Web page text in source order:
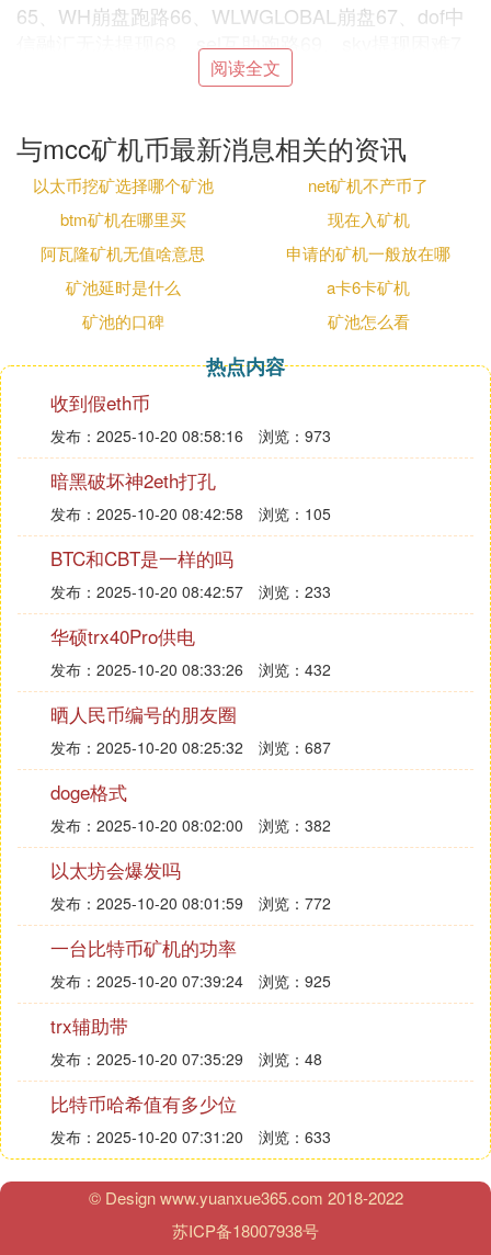
65、WH崩盘跑路66、WLWGLOBAL崩盘67、dof中
信融汇无法提现68、sel互助跑路69、sky提现困难7
0、万世宝远离、71、万能汇远离72、万邦国际远离
78、中搜乐远离79、中民福祉集团远离80、中润新
能源远离81、中科鸿基远离82、中销联盟远离83、
为尔商城远离84、乐付链LFC提现困难85、乐太坊远
离86、乐通集团跑路87、九八云车跑路88、九号公
馆远离89、九州沃顿跑路
Ⅱ MCC机械币是什么东西，是不是传销
凡有类似《禁止传销条例》里面列举的行为，并且未
经商务部批准。这些行为都涉嫌违反《刑法》第二百
二十四条：组织、领导以推销商品、提供服务等经营
活动为名，要求参加者以缴纳费用或者购买商品、服
务等方式获得加入资格，并按照一定顺序组成层级，
直接或者间接以发展人员的数量作为计酬或者返利依
据，引诱、胁迫参加者继续发展他人参加，骗取财
物，扰乱经济社会秩序的传销活动的，处五年以下有
期徒刑或者拘役，并处罚金;情节严重的，处五年以
上有期徒刑，并处罚金
Ⅲ mcc矿机怎么样
mcc矿机怎么样
MCC矿机是一种数字货币挖矿设备，主要用于挖掘
比特币等加密货币。它采用高性能芯片和先进的散热
系统，以提高挖矿效率和稳定性。
MCC矿机的主要特点是：
高效率：MCC矿机采用最新的7nm芯片，拥有更高的
算力和更低的能耗，可以获得更高的挖矿收益。
稳定性：MCC矿机采用高效的散热系统，可以有效
降低温度，提高设备的稳定性和寿命。
易用性：MCC矿机使用简单，只需插上电源和网络
线，即可开始挖矿。同时，MCC矿机还具有智能监
控和远程管理功能，方便用户进行设备管理和维护。
总的来说，MCC矿机是一种高效、稳定、易用的数
字货币挖矿设备，适用于不同规模的挖矿场景。但是
需要注意的是，数字货币挖矿市场波动较大，投资需
谨慎，用户应根据市场情况和自身实际情况进行选择
和投资。
Ⅳ sinoc怎么维权
阅读全文
与mcc矿机币最新消息相关的资讯
以太币挖矿选择哪个矿池
net矿机不产币了
btm矿机在哪里买
现在入矿机
阿瓦隆矿机无值啥意思
申请的矿机一般放在哪
矿池延时是什么
a卡6卡矿机
矿池的口碑
矿池怎么看
热点内容
收到假eth币
发布：2025-10-20 08:58:16 浏览：973
暗黑破坏神2eth打孔
发布：2025-10-20 08:42:58 浏览：105
BTC和CBT是一样的吗
发布：2025-10-20 08:42:57 浏览：233
华硕trx40Pro供电
发布：2025-10-20 08:33:26 浏览：432
晒人民币编号的朋友圈
发布：2025-10-20 08:25:32 浏览：687
doge格式
发布：2025-10-20 08:02:00 浏览：382
以太坊会爆发吗
发布：2025-10-20 08:01:59 浏览：772
一台比特币矿机的功率
发布：2025-10-20 07:39:24 浏览：925
trx辅助带
发布：2025-10-20 07:35:29 浏览：48
比特币哈希值有多少位
发布：2025-10-20 07:31:20 浏览：633
© Design www.yuanxue365.com 2018-2022
苏ICP备18007938号